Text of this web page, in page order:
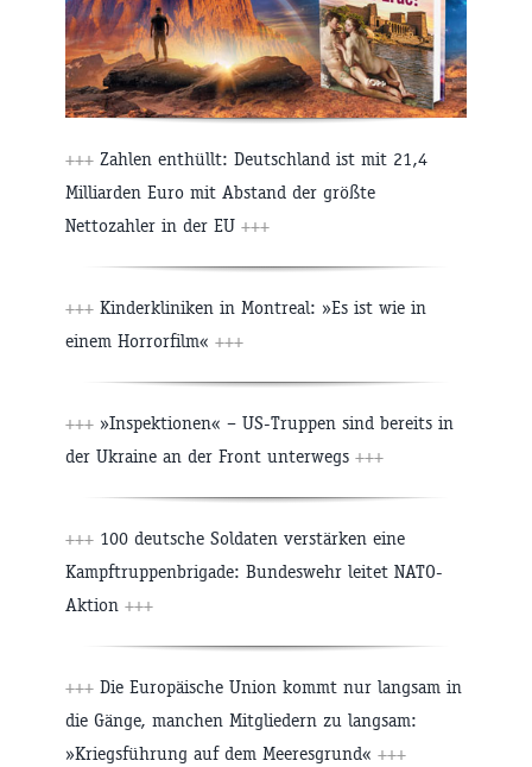
+++ Zahlen enthüllt: Deutschland ist mit 21,4
Milliarden Euro mit Abstand der größte
Nettozahler in der EU +++
+++ Kinderkliniken in Montreal: »Es ist wie in
einem Horrorfilm« +++
+++ »Inspektionen« – US-Truppen sind bereits in
der Ukraine an der Front unterwegs +++
+++ 100 deutsche Soldaten verstärken eine
Kampftruppenbrigade: Bundeswehr leitet NATO-
Aktion +++
+++ Die Europäische Union kommt nur langsam in
die Gänge, manchen Mitgliedern zu langsam:
»Kriegsführung auf dem Meeresgrund« +++